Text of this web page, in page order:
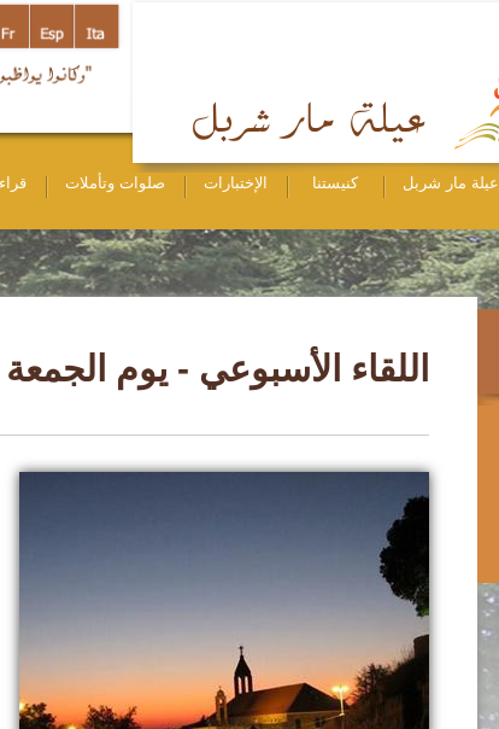
عيلة مار شربل كنيستنا الإختبارات صلوات وتأملات
اللقاء الأسبوعي - يوم الجمعة 20 آذار 2015